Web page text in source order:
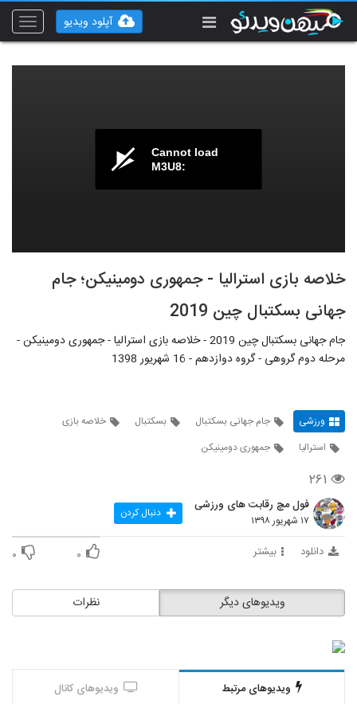
Toggle
آپلود ویدیو
Cannot load
M3U8:
خلاصه بازی استرالیا - جمهوری دومینیکن؛ جام
جهانی بسکتبال چین 2019
جام جهانی بسکتبال چین 2019 - خلاصه بازی استرالیا - جمهوری دومینیکن -
مرحله دوم گروهی - گروه دوازدهم - 16 شهریور 1398
ورزشی جام جهانی بسکتبال بسکتبال
خلاصه بازی
استرالیا
جمهوری دومینیکن
۲۶۱
فول مچ رقابت های ورزشی
۱۷ شهریور ۱۳۹۸ دنبال کردن
دانلود بیشتر ۰ ۰
نظرات ویدیوهای دیگر
ویدیوهای مرتبط ویدیوهای کانال